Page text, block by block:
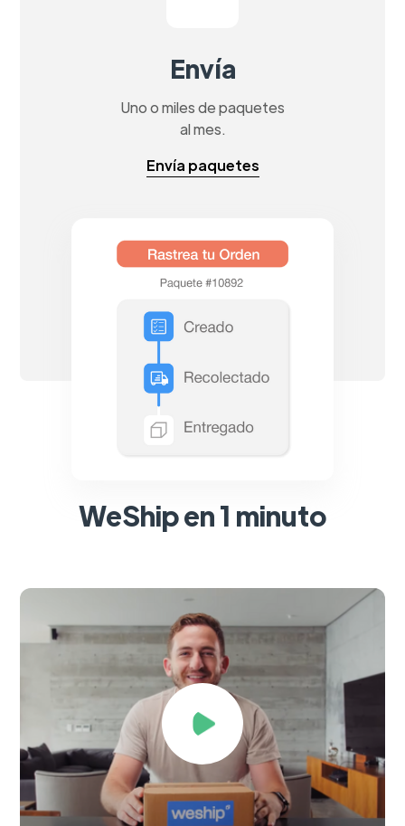
Envía
Uno o miles de paquetes
al mes.
Envía paquetes
WeShip en 1 minuto